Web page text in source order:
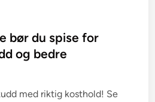
bør du spise for
og bedre
med riktig kosthold! Se